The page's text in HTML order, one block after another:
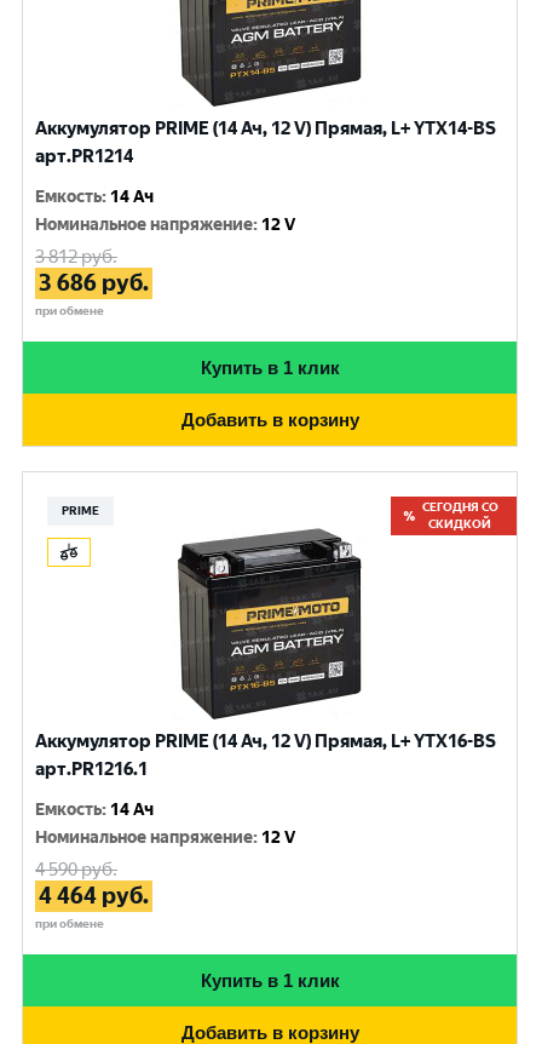
Аккумулятор PRIME (14 Ач, 12 V) Прямая, L+ YTX14-BS
арт.PR1214
Емкость: 14 Ач
Номинальное напряжение: 12 V
3 812руб.
3 686 руб.
при обмене
Купить в 1 клик
Добавить в корзину
PRIME
СЕГОДНЯ СО
СКИДКОЙ
Аккумулятор PRIME (14 Ач, 12 V) Прямая, L+ YTX16-BS
арт.PR1216.1
Емкость: 14 Ач
Номинальное напряжение: 12 V
4 590руб.
4 464 руб.
при обмене
Купить в 1 клик
Добавить в корзину